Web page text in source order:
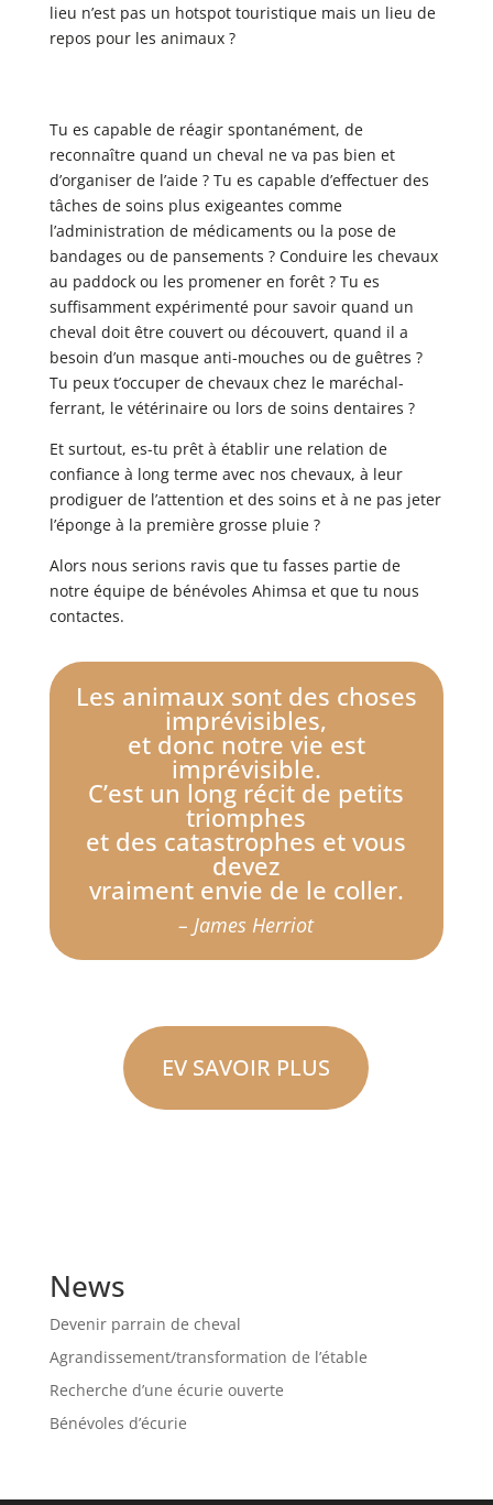
lieu n’est pas un hotspot touristique mais un lieu de
repos pour les animaux ?
Tu es capable de réagir spontanément, de
reconnaître quand un cheval ne va pas bien et
d’organiser de l’aide ? Tu es capable d’effectuer des
tâches de soins plus exigeantes comme
l’administration de médicaments ou la pose de
bandages ou de pansements ? Conduire les chevaux
au paddock ou les promener en forêt ? Tu es
suffisamment expérimenté pour savoir quand un
cheval doit être couvert ou découvert, quand il a
besoin d’un masque anti-mouches ou de guêtres ?
Tu peux t’occuper de chevaux chez le maréchal-
ferrant, le vétérinaire ou lors de soins dentaires ?
Et surtout, es-tu prêt à établir une relation de
confiance à long terme avec nos chevaux, à leur
prodiguer de l’attention et des soins et à ne pas jeter
l’éponge à la première grosse pluie ?
Alors nous serions ravis que tu fasses partie de
notre équipe de bénévoles Ahimsa et que tu nous
contactes.
Les animaux sont des choses
imprévisibles,
et donc notre vie est
imprévisible.
C’est un long récit de petits
triomphes
et des catastrophes et vous
devez
vraiment envie de le coller.
– James Herriot
EV SAVOIR PLUS
News
Devenir parrain de cheval
Agrandissement/transformation de l’étable
Recherche d’une écurie ouverte
Bénévoles d’écurie